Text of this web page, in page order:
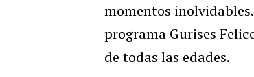
momentos
programa Gurises
de todas las edades.